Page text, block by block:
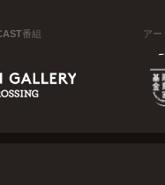
番組 ア